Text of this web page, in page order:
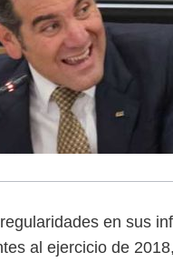
en sus
al ejercicio de